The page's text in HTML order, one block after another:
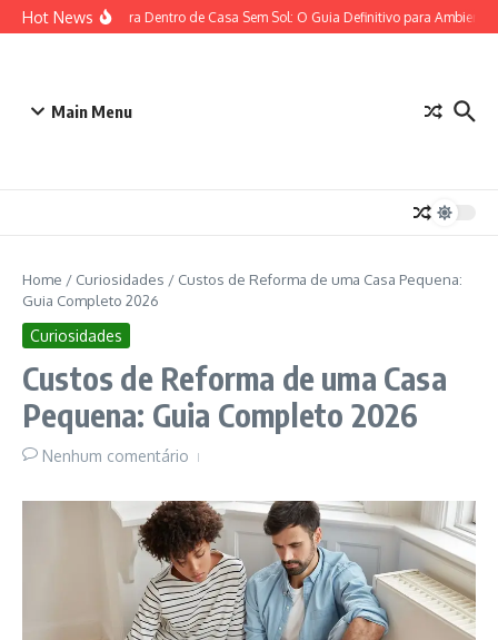
Ir para o conteúdo
Hot News
Plantas para Dentro de Casa Sem Sol: O Guia Definitivo para Ambientes
Main Menu
Home / Curiosidades / Custos de Reforma de uma Casa Pequena:
Guia Completo 2026
Curiosidades
Custos de Reforma de uma Casa
Pequena: Guia Completo 2026
Nenhum comentário